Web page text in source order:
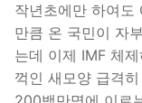
작년초에만 하여도
만큼 온 국민이 자
는데 이제 IMF 체
꺽인 새모양 급격